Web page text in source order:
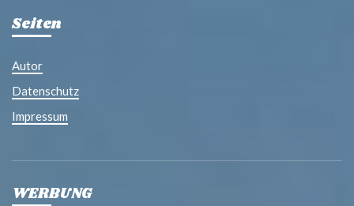
Seiten
Autor
Datenschutz
Impressum
WERBUNG